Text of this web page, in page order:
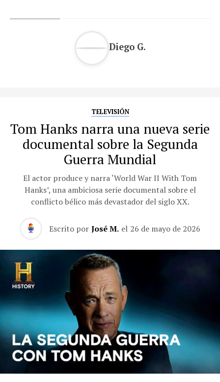
Diego G.
TELEVISIÓN
Tom Hanks narra una nueva serie
documental sobre la Segunda
Guerra Mundial
El actor produce y narra ‘World War II With Tom
Hanks’, una ambiciosa serie documental sobre el
conflicto bélico más devastador del siglo XX.
Escrito por José M. el 26 de mayo de 2026